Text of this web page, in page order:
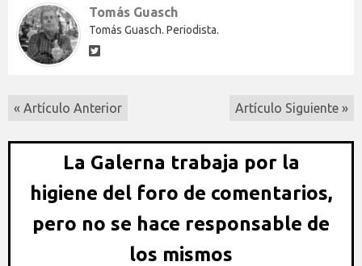
Tomás Guasch
Tomás Guasch. Periodista.
« Artículo Anterior Artículo Siguiente »
La Galerna trabaja por la
higiene del foro de comentarios,
pero no se hace responsable de
los mismos